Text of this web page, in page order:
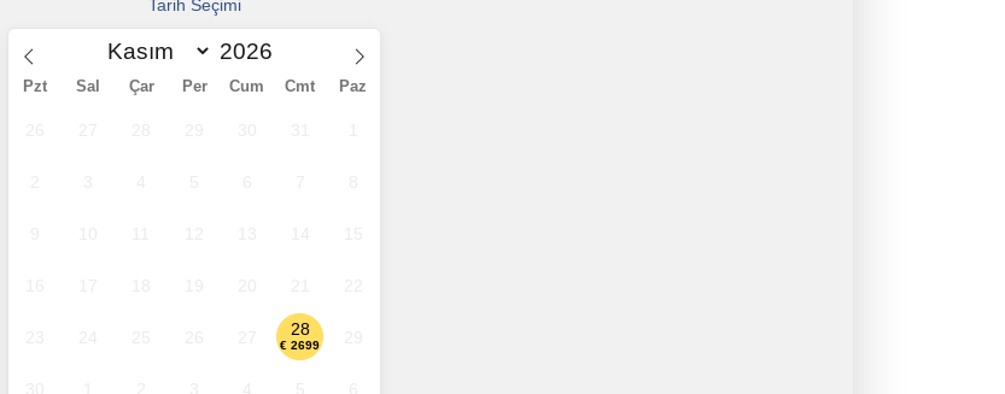
Tarih Seçimi
Pzt Sal Çar Per Cum Cmt Paz
28
€ 2699